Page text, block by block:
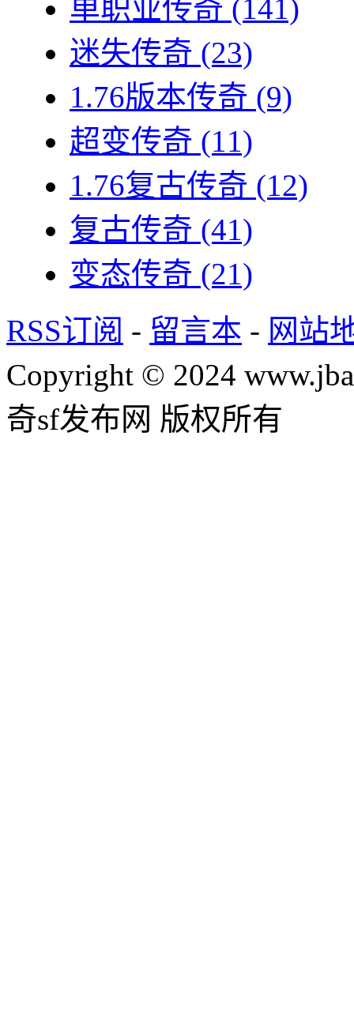
单职业传奇 (141)
迷失传奇 (23)
1.76版本传奇 (9)
超变传奇 (11)
1.76复古传奇 (12)
复古传奇 (41)
变态传奇 (21)
RSS订阅 - 留言本 - 网站
Copyright © 2024
奇sf发布网 版权所有